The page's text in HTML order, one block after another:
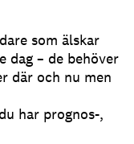
som älskar
dag – de behöver
där och nu men
har prognos-,